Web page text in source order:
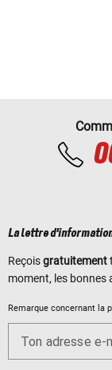
La lettre
Reçoisgratuitement
moment, les bonnes
Remarque concernant la
Ton adresse e-